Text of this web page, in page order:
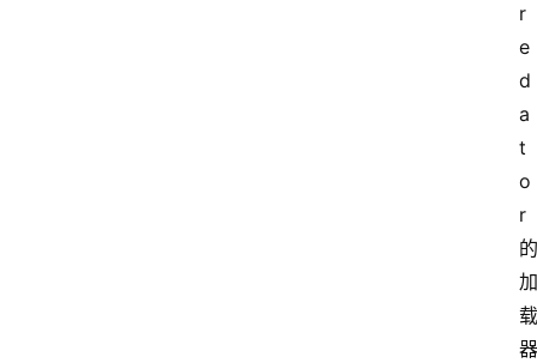
r
e
d
a
t
o
r
的
加
载
器